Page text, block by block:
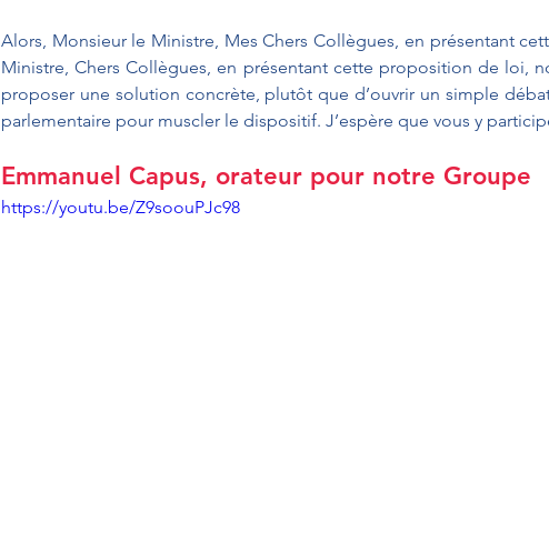
Alors, Monsieur le Ministre, Mes Chers Collègues, en présentant
Ministre, Chers Collègues, en présentant cette proposition de loi,
proposer une solution concrète, plutôt que d’ouvrir un simple
parlementaire pour muscler le dispositif. J’espère que vous y
Emmanuel Capus, orateur pour notre Groupe
https://youtu.be/Z9soouPJc98